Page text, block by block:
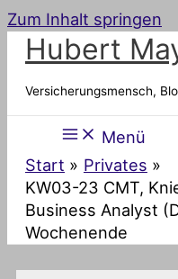
Zum Inhalt springen
Hubert
Versicherungsmensch,
Menü
Start
Privates
KW03-23 CMT,
Business Analyst
Wochenende